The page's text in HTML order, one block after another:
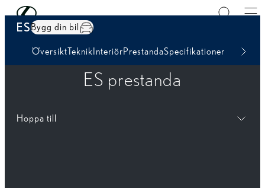
Hoppa till huvudinnehåll
ESBygg din bil
ÖversiktTeknikInteriörPrestandaSpecifikationer
ES prestanda
Hoppa till